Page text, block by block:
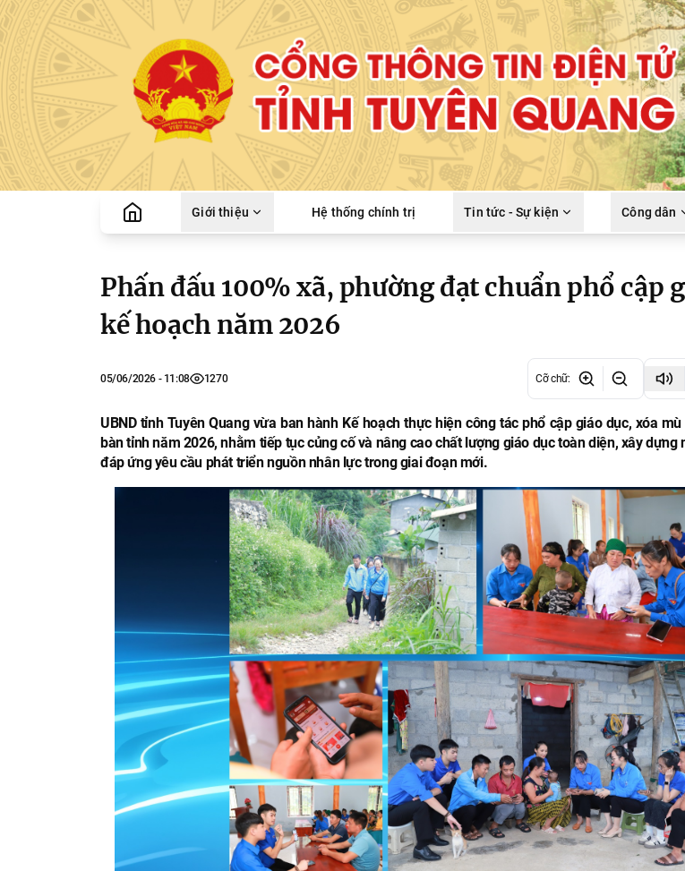
Giới thiệu Hệ thống chính trị Tin tức - Sự kiện Công dân
Phấn đấu 100% xã, phường đạt chuẩn phổ cập
kế hoạch năm 2026
05/06/2026 - 11:08 1270 Cỡ chữ:
UBND tỉnh Tuyên Quang vừa ban hành Kế hoạch thực hiện công tác phổ cập giáo dục, xóa
bàn tỉnh năm 2026, nhằm tiếp tục củng cố và nâng cao chất lượng giáo dục toàn diện, xây dựng
đáp ứng yêu cầu phát triển nguồn nhân lực trong giai đoạn mới.